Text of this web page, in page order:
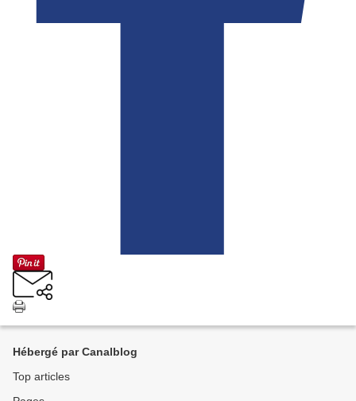
Hébergé par Canalblog
Top articles